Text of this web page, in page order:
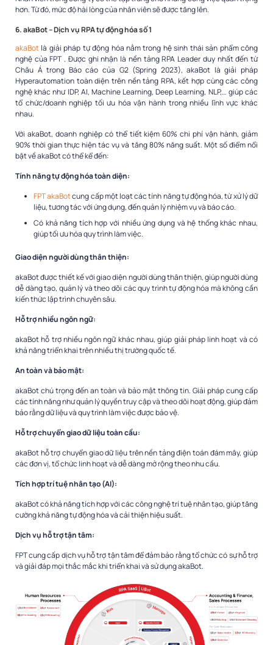
hơn. Từ đó, mức độ hài lòng của nhân viên sẽ được tăng lên.
6. akaBot – Dịch vụ RPA tự động hóa số 1
akaBot là giải pháp tự động hóa nằm trong hệ sinh thái sản phẩm công
nghệ của FPT . Được ghi nhận là nền tảng RPA Leader duy nhất đến từ
Châu Á trong Báo cáo của G2 (Spring 2023), akaBot là giải pháp
Hyperautomation toàn diện trên nền tảng RPA, kết hợp cùng các công
nghệ khác như IDP, AI, Machine Learning, Deep Learning, NLP,… giúp các
tổ chức/doanh nghiệp tối ưu hóa vận hành trong nhiều lĩnh vực khác
nhau.
Với akaBot, doanh nghiệp có thể tiết kiệm 60% chi phí vận hành, giảm
90% thời gian thực hiện tác vụ và tăng 80% năng suất. Một số điểm nổi
bật về akaBot có thể kể đến:
Tính năng tự động hóa toàn diện:
FPT akaBotcung cấp một loạt các tính năng tự động hóa, từ xử lý dữ
liệu, tương tác với ứng dụng, đến quản lý nhiệm vụ và báo cáo.
Có khả năng tích hợp với nhiều ứng dụng và hệ thống khác nhau,
giúp tối ưu hóa quy trình làm việc.
Giao diện người dùng thân thiện:
akaBot được thiết kế với giao diện người dùng thân thiện, giúp người dùng
dễ dàng tạo, quản lý và theo dõi các quy trình tự động hóa mà không cần
kiến thức lập trình chuyên sâu.
Hỗ trợ nhiều ngôn ngữ:
akaBot hỗ trợ nhiều ngôn ngữ khác nhau, giúp giải pháp linh hoạt và có
khả năng triển khai trên nhiều thị trường quốc tế.
An toàn và bảo mật:
akaBot chú trọng đến an toàn và bảo mật thông tin. Giải pháp cung cấp
các tính năng như quản lý quyền truy cập và theo dõi hoạt động, giúp đảm
bảo rằng dữ liệu và quy trình làm việc được bảo vệ.
Hỗ trợ chuyển giao dữ liệu toàn cầu:
akaBot hỗ trợ chuyển giao dữ liệu trên nền tảng điện toán đám mây, giúp
các đơn vị, tổ chức linh hoạt và dễ dàng mở rộng theo nhu cầu.
Tích hợp trí tuệ nhân tạo (AI):
akaBot có khả năng tích hợp với các công nghệ trí tuệ nhân tạo, giúp tăng
cường khả năng tự động hóa và cải thiện hiệu suất.
Dịch vụ hỗ trợ tận tâm:
FPT cung cấp dịch vụ hỗ trợ tận tâm để đảm bảo rằng tổ chức có sự hỗ trợ
và giải đáp mọi thắc mắc khi triển khai và sử dụng akaBot.